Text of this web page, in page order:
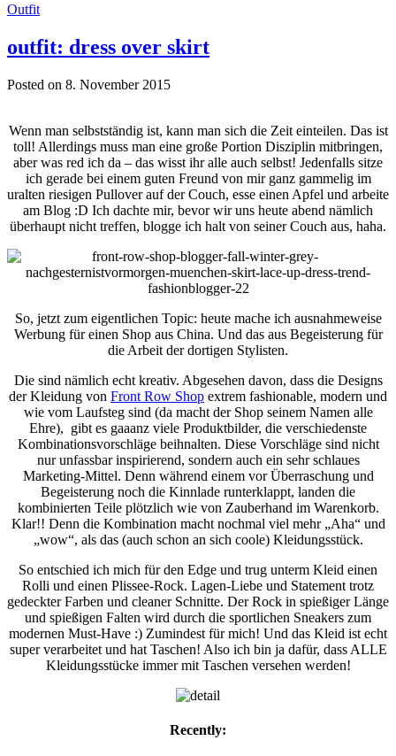
Outfit
outfit: dress over skirt
Posted on 8. November 2015
Wenn man selbstständig ist, kann man sich die Zeit einteilen. Das ist
toll! Allerdings muss man eine große Portion Disziplin mitbringen,
aber was red ich da – das wisst ihr alle auch selbst! Jedenfalls sitze
ich gerade bei einem guten Freund von mir ganz gammelig im
uralten riesigen Pullover auf der Couch, esse einen Apfel und arbeite
am Blog :D Ich dachte mir, bevor wir uns heute abend nämlich
überhaupt nicht treffen, blogge ich halt von seiner Couch aus, haha.
So, jetzt zum eigentlichen Topic: heute mache ich ausnahmeweise
Werbung für einen Shop aus China. Und das aus Begeisterung für
die Arbeit der dortigen Stylisten.
Die sind nämlich echt kreativ. Abgesehen davon, dass die Designs
der Kleidung von Front Row Shop extrem fashionable, modern und
wie vom Laufsteg sind (da macht der Shop seinem Namen alle
Ehre), gibt es gaaanz viele Produktbilder, die verschiedenste
Kombinationsvorschläge beihnalten. Diese Vorschläge sind nicht
nur unfassbar inspirierend, sondern auch ein sehr schlaues
Marketing-Mittel. Denn während einem vor Überraschung und
Begeisterung noch die Kinnlade runterklappt, landen die
kombinierten Teile plötzlich wie von Zauberhand im Warenkorb.
Klar!! Denn die Kombination macht nochmal viel mehr „Aha“ und
„wow“, als das (auch schon an sich coole) Kleidungsstück.
So entschied ich mich für den Edge und trug unterm Kleid einen
Rolli und einen Plissee-Rock. Lagen-Liebe und Statement trotz
gedeckter Farben und cleaner Schnitte. Der Rock in spießiger Länge
und spießigen Falten wird durch die sportlichen Sneakers zum
modernen Must-Have :) Zumindest für mich! Und das Kleid ist echt
super verarbeitet und hat Taschen! Also ich bin ja dafür, dass ALLE
Kleidungsstücke immer mit Taschen versehen werden!
Recently: